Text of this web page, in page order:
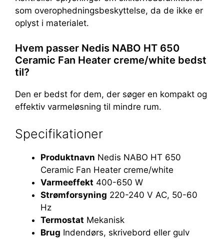
som overophedningsbeskyttelse, da de ikke er
oplyst i materialet.
Hvem passer Nedis NABO HT 650
Ceramic Fan Heater creme/white bedst
til?
Den er bedst for dem, der søger en kompakt og
effektiv varmeløsning til mindre rum.
Specifikationer
Produktnavn Nedis NABO HT 650
Ceramic Fan Heater creme/white
Varmeeffekt 400-650 W
Strømforsyning 220-240 V AC, 50-60
Hz
Termostat Mekanisk
Brug Indendørs, skrivebord eller gulv